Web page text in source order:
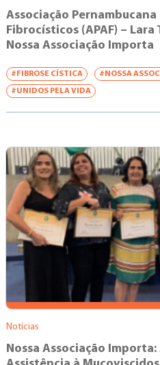
Associação
Fibrocísticos (APAF) –
Nossa Associação Importa
#FIBROSE CÍSTICA #NOSSA
#UNIDOS PELA VIDA
Notícias
Nossa Associação